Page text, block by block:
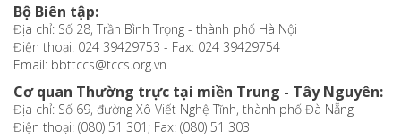
Bộ Biên tập:
Địa chỉ: Số 28, Trần Bình Trọng - thành phố Hà Nội
Điện thoại: 024 39429753 - Fax: 024 39429754
Email: bbttccs@tccs.org.vn
Cơ quan Thường trực tại miền Trung - Tây Nguyên:
Địa chỉ: Số 69, đường Xô Viết Nghệ Tĩnh, thành phố Đà Nẵng
Điện thoại: (080) 51 301; Fax: (080) 51 303